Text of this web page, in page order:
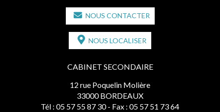
NOUS CONTACTER
NOUS LOCALISER
CABINET SECONDAIRE
12 rue Poquelin Molière
33000 BORDEAUX
Tél : 05 57 55 87 30 - Fax : 05 57 51 73 64